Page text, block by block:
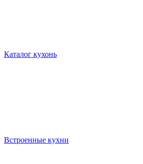
Каталог кухонь
Встроенные кухни